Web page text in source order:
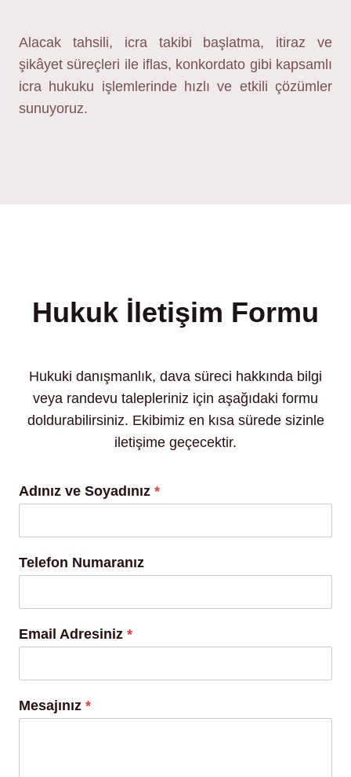
Alacak tahsili, icra takibi başlatma, itiraz ve
şikâyet süreçleri ile iflas, konkordato gibi kapsamlı
icra hukuku işlemlerinde hızlı ve etkili çözümler
sunuyoruz.
Hukuk İletişim Formu
Hukuki danışmanlık, dava süreci hakkında bilgi
veya randevu talepleriniz için aşağıdaki formu
doldurabilirsiniz. Ekibimiz en kısa sürede sizinle
iletişime geçecektir.
Adınız ve Soyadınız *
Telefon Numaranız
Email Adresiniz *
Mesajınız *